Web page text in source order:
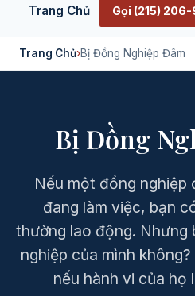
language
Trang Chủ Gọi (215)
Trang Chủ›Bị Đồng Nghiệp Đâm
Bị Đồng
Nếu một đồng nghiệp
đang làm việc, bạn
thường lao động. Nhưng
nghiệp của mình
nếu hành vi của họ